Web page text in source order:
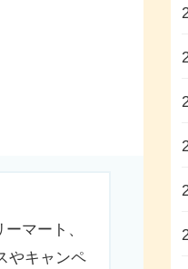
マート、
やキャンペ